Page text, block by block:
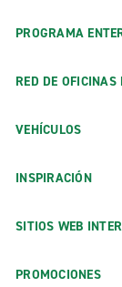
PROGRAMA
RED DE OFICINAS
VEHÍCULOS
INSPIRACIÓN
SITIOS WEB
PROMOCIONES